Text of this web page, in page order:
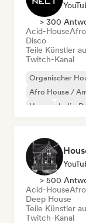
> 300
Acid-House
Disco
Teile Künstler
Twitch-Kanal
Organischer
Afro House /
House
Indie-
> 500
Acid-House
Deep House
Teile Künstler
Twitch-Kanal